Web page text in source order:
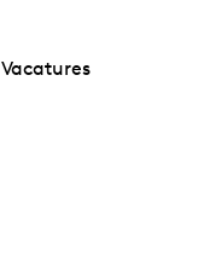
Vacatures